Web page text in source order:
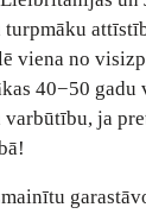
viena no
40−50 gadu
ja